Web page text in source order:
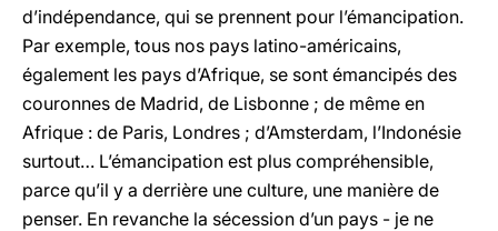
d’indépendance, qui se prennent pour l’émancipation.
Par exemple, tous nos pays latino-américains,
également les pays d’Afrique, se sont émancipés des
couronnes de Madrid, de Lisbonne ; de même en
Afrique : de Paris, Londres ; d’Amsterdam, l’Indonésie
surtout… L’émancipation est plus compréhensible,
parce qu’il y a derrière une culture, une manière de
penser. En revanche la sécession d’un pays - je ne